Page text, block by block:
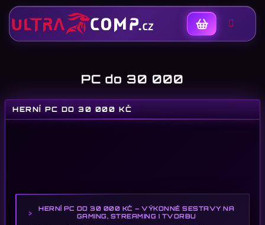
Nákupní
PC do 30 000
HERNÍ PC DO 30 000 KČ
HERNÍ PC DO 30 000 KČ – VÝKONNÉ SESTAVY NA
GAMING, STREAMING I TVORBU